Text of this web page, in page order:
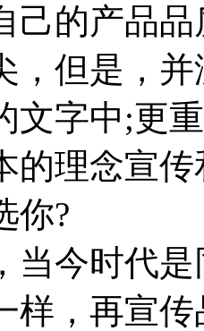
己的产品
，但是，
文字中;更
的理念宣
你?
今时代是
样，再宣